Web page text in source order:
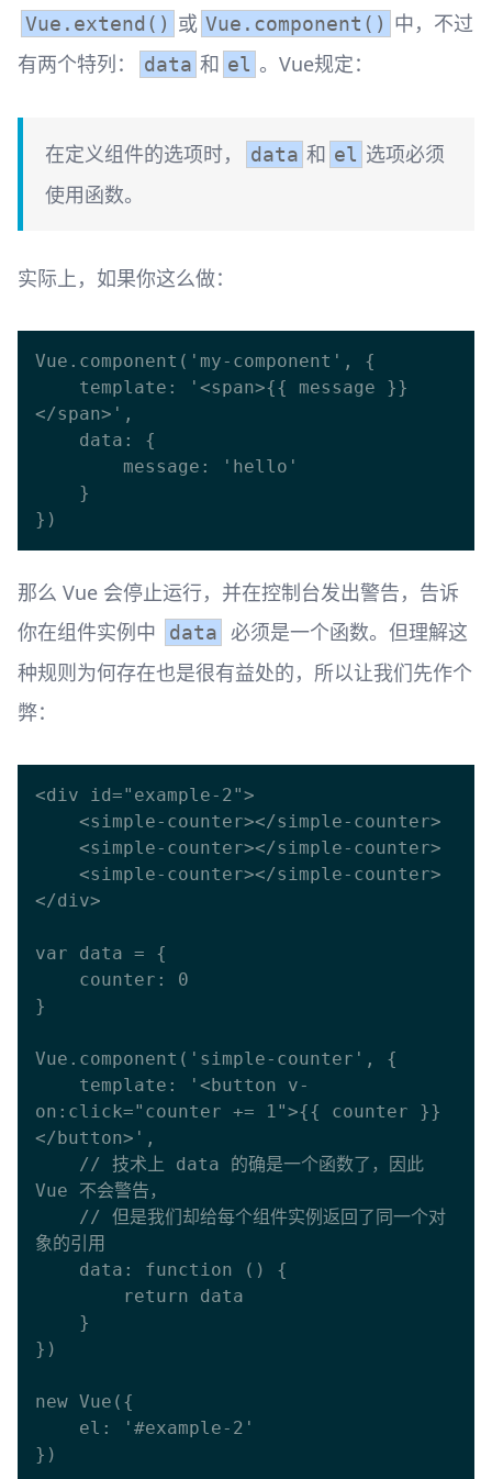
Vue.extend() 或 Vue.component() 中，不过
有两个特列：
data 和 el 。Vue规定：
在定义组件的选项时， data 和 el 选项必须
使用函数。
实际上，如果你这么做：
Vue.component('my-component', {
</span>',
那么 Vue 会停止运行，并在控制台发出警告，告诉
你在组件实例中
data
必须是一个函数。但理解这
种规则为何存在也是很有益处的，所以让我们先作个
弊：
<div id="example-2">
</div>
var data = {
}
Vue.component('simple-counter', {
on:click="counter += 1">{{ counter }}
</button>',
Vue 不会警告，
象的引用
})
new Vue({